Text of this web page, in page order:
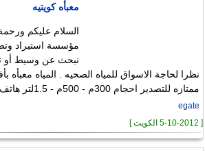
معبأه كويتيه
السلام عليكم
مؤسسة استيراد
نبحث عن وسيط أو
نظرا لحاجة الاسواق للمياه الصحيه . المياه معبأه
ممتازه للتصدير احجام 300م - 500م - 1.5لتر هاتف : 0096566176677
egate
[ 5-10-2012 الكويت ]